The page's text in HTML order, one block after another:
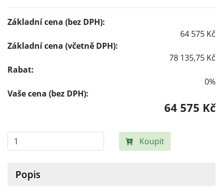
Základní cena (bez DPH):
64 575 Kč
Základní cena (včetně DPH):
78 135,75 Kč
Rabat:
0%
Vaše cena (bez DPH):
64 575 Kč
Koupit
Popis